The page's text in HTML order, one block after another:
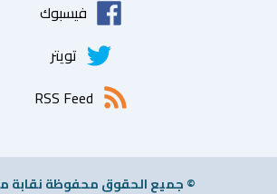
فيسبوك
تويتر
RSS Feed
© جميع الحقوق محفوظة نقابة ميتر